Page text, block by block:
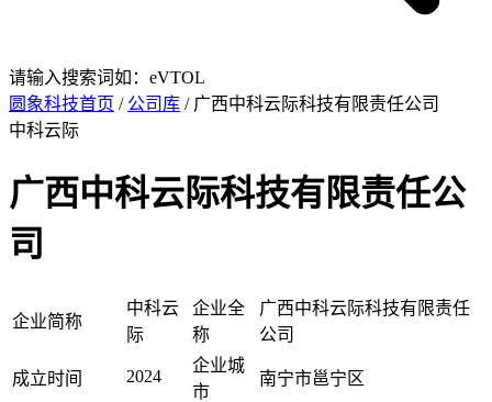
请输入搜索词如：eVTOL
圆象科技首页 / 公司库 / 广西中科云际科技有限责任公司
中科云际
广西中科云际科技有限责任公
司
企业简称
中科云
际
企业全
称
广西中科云际科技有限责任
公司
成立时间 2024
企业城
市
南宁市邕宁区